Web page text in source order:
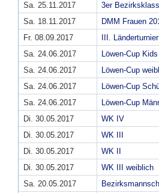
Sa. 25.11.2017
3er
Sa. 18.11.2017
DMM Frauen
Fr. 08.09.2017
III. Länderturnier
Sa. 24.06.2017
Löwen-Cup Kids
Sa. 24.06.2017
Löwen-Cup
Sa. 24.06.2017
Löwen-Cup
Sa. 24.06.2017
Löwen-Cup
Di. 30.05.2017
WK IV
Di. 30.05.2017
WK III
Di. 30.05.2017
WK II
Di. 30.05.2017
WK III weiblich
Sa. 20.05.2017